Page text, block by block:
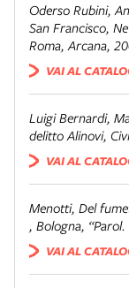
Oderso Rubini,
San Francisco,
Roma,Arcana,
VAI AL
Luigi Bernardi,
delitto Alinovi,
VAI AL
Menotti, Del
, Bologna,
VAI AL